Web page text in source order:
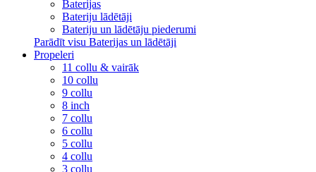
Baterijas
Bateriju lādētāji
Bateriju un lādētāju piederumi
Parādīt visu Baterijas un lādētāji
Propeleri
11 collu & vairāk
10 collu
9 collu
8 inch
7 collu
6 collu
5 collu
4 collu
3 collu